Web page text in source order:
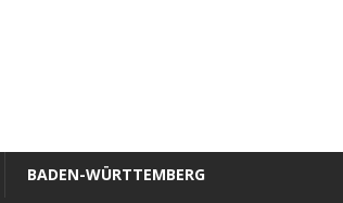
BADEN-WÜRTTEMBERG